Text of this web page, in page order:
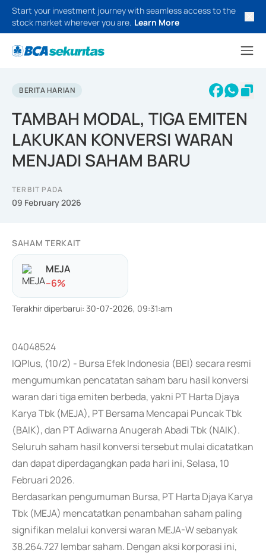
Start your investment journey with seamless access to the
stock market wherever you are. Learn More
BERITA HARIAN
TAMBAH MODAL, TIGA EMITEN
LAKUKAN KONVERSI WARAN
MENJADI SAHAM BARU
TERBIT PADA
09 February 2026
SAHAM TERKAIT
MEJA
--6%
Terakhir diperbarui: 30-07-2026, 09:31:am
04048524
IQPlus, (10/2) - Bursa Efek Indonesia (BEI) secara resmi
mengumumkan pencatatan saham baru hasil konversi
waran dari tiga emiten berbeda, yakni PT Harta Djaya
Karya Tbk (MEJA), PT Bersama Mencapai Puncak Tbk
(BAIK), dan PT Adiwarna Anugerah Abadi Tbk (NAIK).
Seluruh saham hasil konversi tersebut mulai dicatatkan
dan dapat diperdagangkan pada hari ini, Selasa, 10
Februari 2026.
Berdasarkan pengumuman Bursa, PT Harta Djaya Karya
Tbk (MEJA) mencatatkan penambahan saham paling
signifikan melalui konversi waran MEJA-W sebanyak
38.264.727 lembar saham. Dengan aksi korporasi ini,